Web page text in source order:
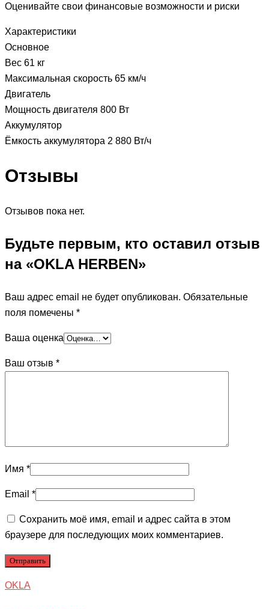
Оценивайте свои финансовые возможности и риски
Характеристики
Основное
Вес 61 кг
Максимальная скорость 65 км/ч
Двигатель
Мощность двигателя 800 Вт
Аккумулятор
Ёмкость аккумулятора 2 880 Вт/ч
Отзывы
Отзывов пока нет.
Будьте первым, кто оставил отзыв
на «OKLA HERBEN»
Ваш адрес email не будет опубликован. Обязательные
поля помечены *
Ваша оценка
Ваш отзыв *
Имя *
Email *
Сохранить моё имя, email и адрес сайта в этом
браузере для последующих моих комментариев.
OKLA